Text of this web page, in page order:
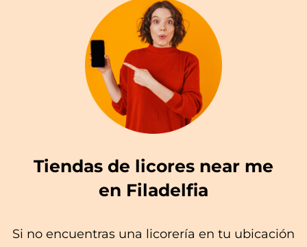
Tiendas de licores near me
en Filadelfia
Si no encuentras una licorería en tu ubicación